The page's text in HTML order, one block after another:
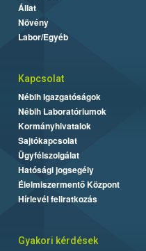
Állat
Növény
Labor/Egyéb
Kapcsolat
Nébih Igazgatóságok
Nébih Laboratóriumok
Kormányhivatalok
Sajtókapcsolat
Ügyfélszolgálat
Hatósági jogsegély
Élelmiszermentő Központ
Hírlevél feliratkozás
Gyakori kérdések